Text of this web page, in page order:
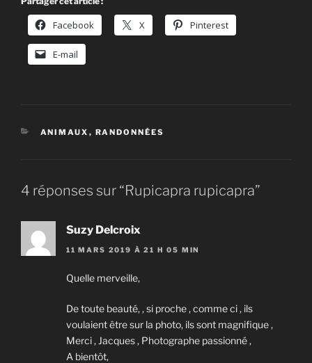
Facebook X Pinterest
E-mail
CATÉGORIES
ANIMAUX , RANDONNÉES
4 réponses sur “Rupicapra rupicapra”
Suzy Delcroix
11 MARS 2019 À 21 H 05 MIN
Quelle merveille,
De toute beauté, , si proche , comme ci , ils
voulaient être sur la photo, ils sont magnifique ,
Merci , Jacques , Photographe passionné ,
A bientôt,